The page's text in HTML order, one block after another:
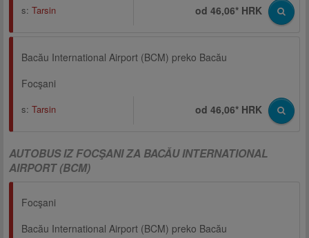
s: Tarsin od 46,06* HRK
Bacău International Airport (BCM) preko Bacău
Focşani
s: Tarsin od 46,06* HRK
AUTOBUS IZ FOCŞANI ZA BACĂU INTERNATIONAL
AIRPORT (BCM)
Focşani
Bacău International Airport (BCM) preko Bacău